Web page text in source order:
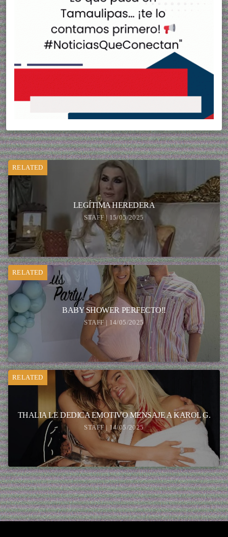
RELATED
LEGÍTIMA HEREDERA
STAFF | 15/05/2025
RELATED
BABY SHOWER PERFECTO!!
STAFF | 14/05/2025
RELATED
THALIA LE DEDICA EMOTIVO MENSAJE A KAROL G.
STAFF | 14/05/2025